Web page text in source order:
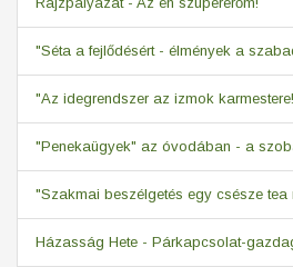
"Séta a fejlődésért - élmények a
"Az idegrendszer az izmok
"Penekaügyek" az óvodában - a
"Szakmai beszélgetés egy csésze tea
Házasság Hete - Párkapcsolat-